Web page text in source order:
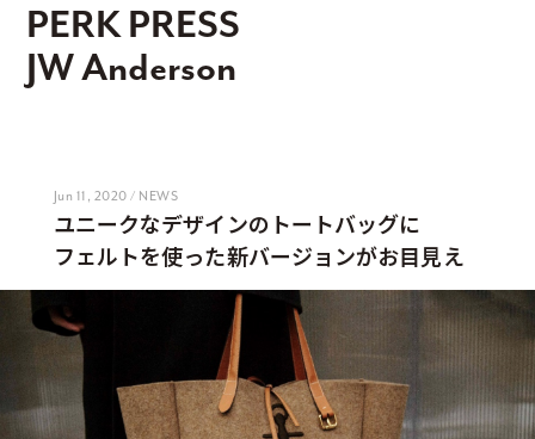
PERK PRESS
JW Anderson
Jun 11, 2020 / NEWS
ユニークなデザインのトートバッグに
フェルトを使った新バージョンがお目見え